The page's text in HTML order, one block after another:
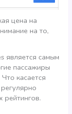
цена на
на то,
является самым
пассажиры
Что касается
рейтингов.